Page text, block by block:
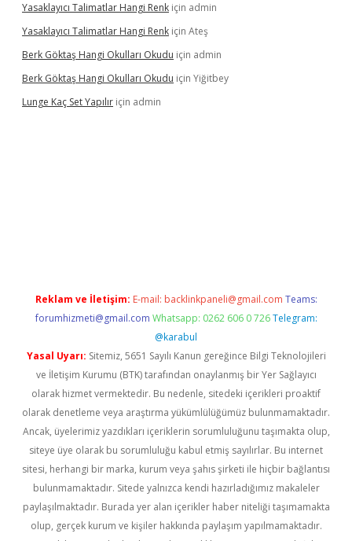
Yasaklayıcı Talimatlar Hangi Renk için admin
Yasaklayıcı Talimatlar Hangi Renk için Ateş
Berk Göktaş Hangi Okulları Okudu için admin
Berk Göktaş Hangi Okulları Okudu için Yiğitbey
Lunge Kaç Set Yapılır için admin
Reklam ve İletişim: E-mail: backlinkpaneli@gmail.com Teams:
forumhizmeti@gmail.com Whatsapp: 0262 606 0 726 Telegram:
@karabul
Yasal Uyarı: Sitemiz, 5651 Sayılı Kanun gereğince Bilgi Teknolojileri
ve İletişim Kurumu (BTK) tarafından onaylanmış bir Yer Sağlayıcı
olarak hizmet vermektedir. Bu nedenle, sitedeki içerikleri proaktif
olarak denetleme veya araştırma yükümlülüğümüz bulunmamaktadır.
Ancak, üyelerimiz yazdıkları içeriklerin sorumluluğunu taşımakta olup,
siteye üye olarak bu sorumluluğu kabul etmiş sayılırlar. Bu internet
sitesi, herhangi bir marka, kurum veya şahıs şirketi ile hiçbir bağlantısı
bulunmamaktadır. Sitede yalnızca kendi hazırladığımız makaleler
paylaşılmaktadır. Burada yer alan içerikler haber niteliği taşımamakta
olup, gerçek kurum ve kişiler hakkında paylaşım yapılmamaktadır.